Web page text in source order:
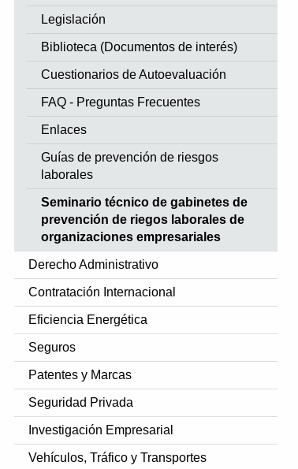
Legislación
Biblioteca (Documentos de interés)
Cuestionarios de Autoevaluación
FAQ - Preguntas Frecuentes
Enlaces
Guías de prevención de riesgos
laborales
Seminario técnico de gabinetes de
prevención de riegos laborales de
organizaciones empresariales
Derecho Administrativo
Contratación Internacional
Eficiencia Energética
Seguros
Patentes y Marcas
Seguridad Privada
Investigación Empresarial
Vehículos, Tráfico y Transportes